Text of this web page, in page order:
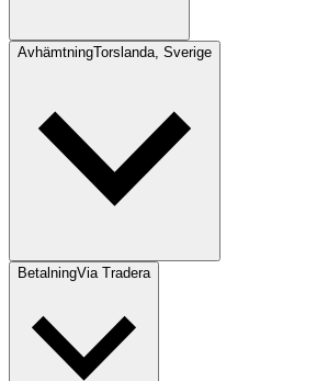
AvhämtningTorslanda, Sverige
BetalningVia Tradera